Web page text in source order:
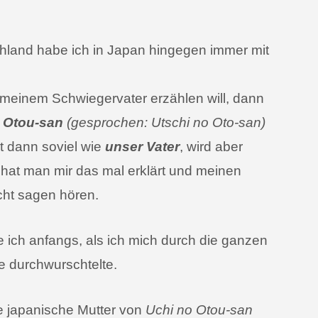
habe ich in Japan hingegen immer mit
Schwiegervater erzählen will, dann
san (gesprochen: Utschi no Oto-san)
dann soviel wie unser Vater, wird aber
man mir das mal erklärt und meinen
sagen hören.
ich anfangs, als ich mich durch die ganzen
durchwurschtelte.
japanische Mutter von Uchi no Otou-san